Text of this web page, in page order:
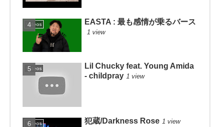
Videos EASTA : 最も感情が乗るバース
1 view
Videos
Lil Chucky feat. Young Amida
- childpray 1 view
Videos 犯蔵/Darkness Rose 1 view